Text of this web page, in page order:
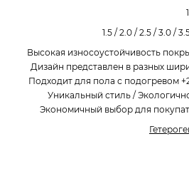
1.5 / 2.0 / 2.5 / 3.0 /
Высокая износоустойчивость
Дизайн представлен в разных
Подходит для пола с подогревом
Уникальный стиль /
Экономичный выбор для